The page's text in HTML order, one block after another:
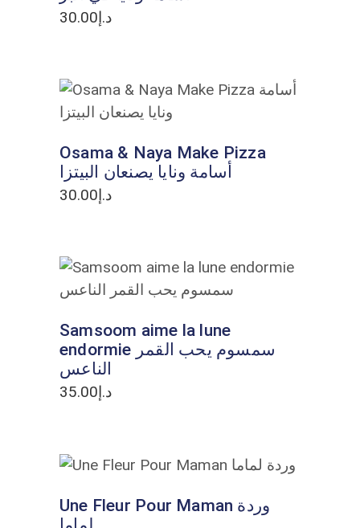
د.إ30.00
ADD TO CART
Osama & Naya Make Pizza
أسامة ونايا يصنعان البيتزا
د.إ30.00
Samsoom aime la lune
endormie سمسوم يحب القمر
الناعس
د.إ35.00
Une Fleur Pour Maman وردة